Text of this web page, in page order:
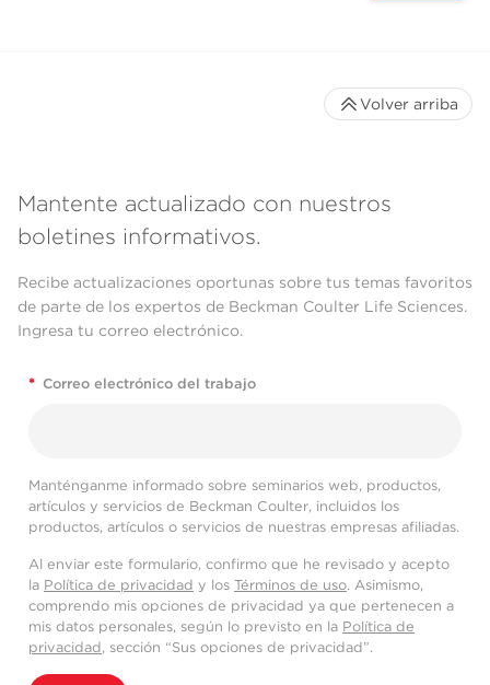
Mantente actualizado con nuestros
boletines informativos.
Recibe actualizaciones oportunas sobre tus temas favoritos
de parte de los expertos de Beckman Coulter Life Sciences.
Ingresa tu correo electrónico.
* Correo electrónico del trabajo
Manténganme informado sobre seminarios web, productos,
artículos y servicios de Beckman Coulter, incluidos los
productos, artículos o servicios de nuestras empresas afiliadas.
Al enviar este formulario, confirmo que he revisado y acepto
la Política de privacidad y los Términos de uso. Asimismo,
comprendo mis opciones de privacidad ya que pertenecen a
mis datos personales, según lo previsto en la Política de
privacidad, sección “Sus opciones de privacidad”.
Volver arriba